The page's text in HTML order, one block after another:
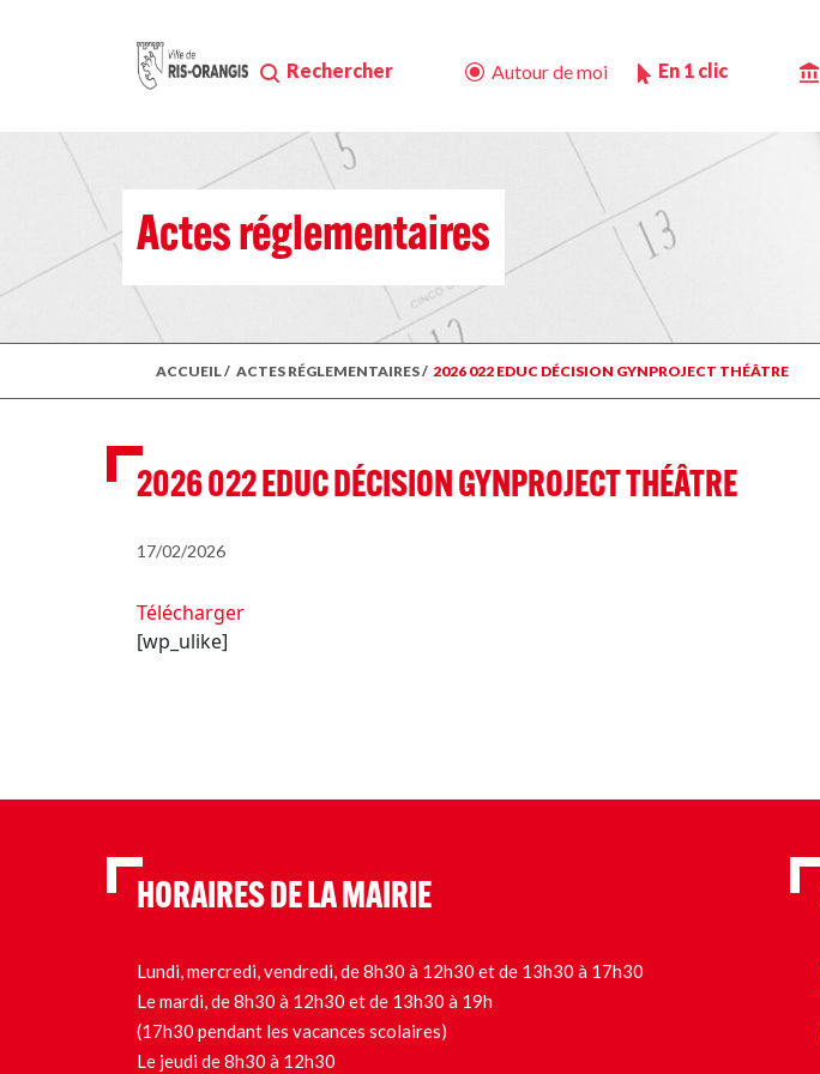
Rechercher Autour de moi En 1 clic
Actes réglementaires
ACCUEIL/ ACTES RÉGLEMENTAIRES/ 2026 022 EDUC DÉCISION GYNPROJECT THÉÂTRE
2026 022 EDUC DÉCISION GYNPROJECT THÉÂTRE
17/02/2026
Télécharger
[wp_ulike]
HORAIRES DE LA MAIRIE
Lundi, mercredi, vendredi, de 8h30 à 12h30 et de 13h30 à 17h30
Le mardi, de 8h30 à 12h30 et de 13h30 à 19h
(17h30 pendant les vacances scolaires)
Le jeudi de 8h30 à 12h30